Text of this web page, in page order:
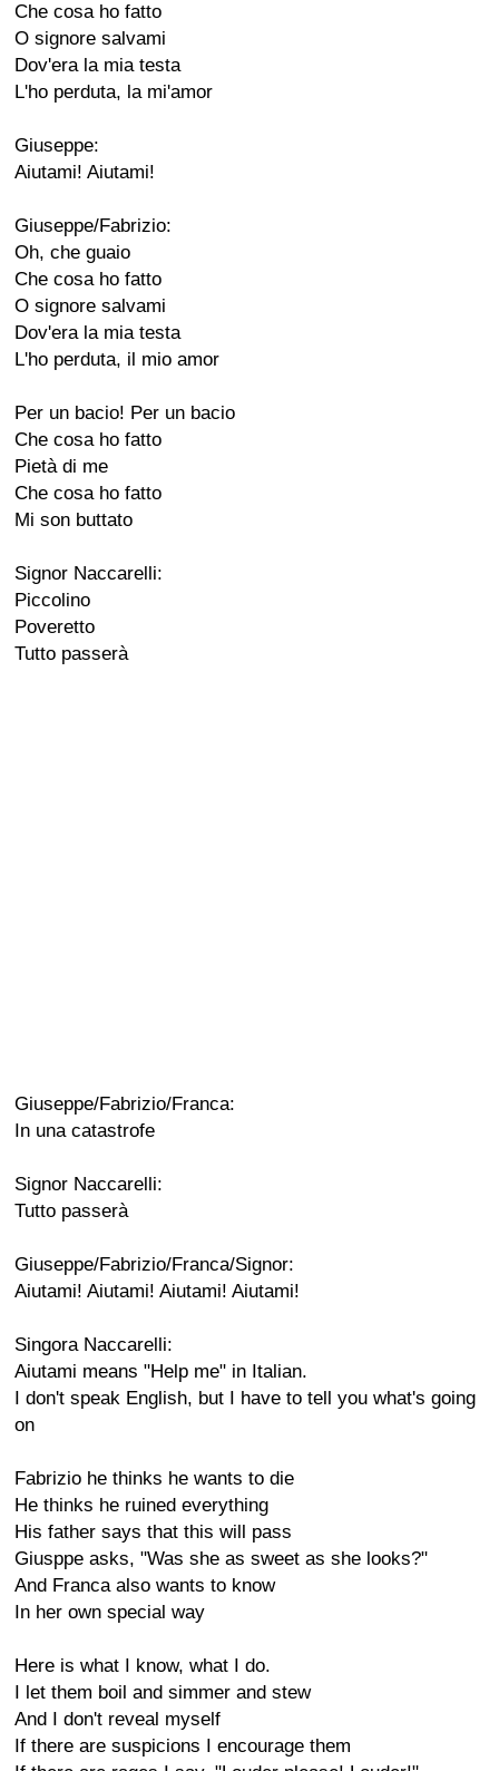
Che cosa ho fatto
O signore salvami
Dov'era la mia testa
L'ho perduta, la mi'amor
Giuseppe:
Aiutami! Aiutami!
Giuseppe/Fabrizio:
Oh, che guaio
Che cosa ho fatto
O signore salvami
Dov'era la mia testa
L'ho perduta, il mio amor
Per un bacio! Per un bacio
Che cosa ho fatto
Pietà di me
Che cosa ho fatto
Mi son buttato
Signor Naccarelli:
Piccolino
Poveretto
Tutto passerà
Giuseppe/Fabrizio/Franca:
In una catastrofe
Signor Naccarelli:
Tutto passerà
Giuseppe/Fabrizio/Franca/Signor:
Aiutami! Aiutami! Aiutami! Aiutami!
Singora Naccarelli:
Aiutami means "Help me" in Italian.
I don't speak English, but I have to tell you what's going
on
Fabrizio he thinks he wants to die
He thinks he ruined everything
His father says that this will pass
Giusppe asks, "Was she as sweet as she looks?"
And Franca also wants to know
In her own special way
Here is what I know, what I do.
I let them boil and simmer and stew
And I don't reveal myself
If there are suspicions I encourage them